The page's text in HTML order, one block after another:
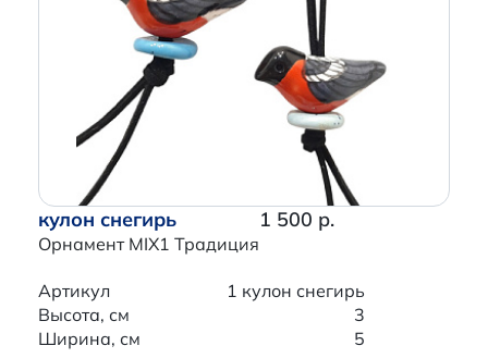
кулон снегирь
Орнамент MIX1 Традиция
1 500 р.
Артикул
1 кулон снегирь
Высота, см
3
Ширина, см
5